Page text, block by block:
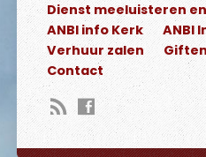
Dienst meeluisteren
ANBI info Kerk
ANBI
Verhuur zalen
Contact